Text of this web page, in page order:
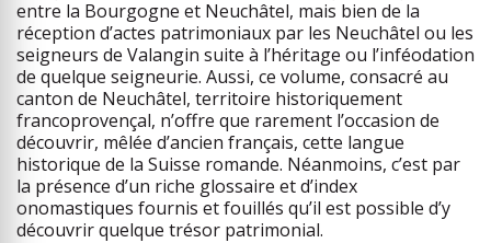
entre la Bourgogne et Neuchâtel, mais bien de la
réception d’actes patrimoniaux par les Neuchâtel ou les
seigneurs de Valangin suite à l’héritage ou l’inféodation
de quelque seigneurie. Aussi, ce volume, consacré au
canton de Neuchâtel, territoire historiquement
francoprovençal, n’offre que rarement l’occasion de
découvrir, mêlée d’ancien français, cette langue
historique de la Suisse romande. Néanmoins, c’est par
la présence d’un riche glossaire et d’index
onomastiques fournis et fouillés qu’il est possible d’y
découvrir quelque trésor patrimonial.